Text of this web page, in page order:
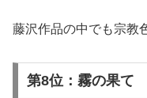
藤沢作品の中でも宗教
第8位：霧の果て